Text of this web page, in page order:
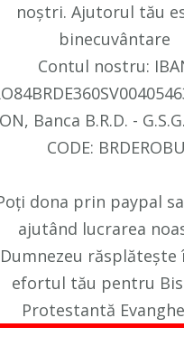
noștri. Ajutorul tău
binecuvântare
Contul nostru:
Banca B.R.D. -
CODE: BRDEROBU
dona prin paypal
ajutând lucrarea
Dumnezeu
efortul tău pentru
Protestantă